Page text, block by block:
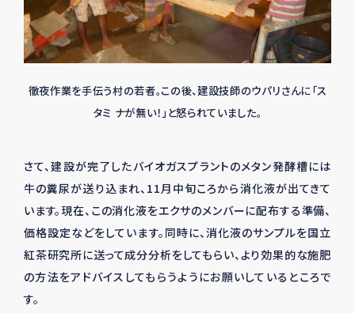
徹夜作業を手伝う村の若者。この後、建設技師のウパリさんに「ス
タミ ナが無い！」と怒られていました。
さて、建設が完了したバイオガスプラントのメタン発酵槽には
牛の糞尿が送り込まれ、11月中旬ころから消化液が出てきて
います。現在、この消化液をエクサのメンバーに配布する準備、
価格設定などをしています。同時に、消化液のサンプルを国立
紅茶研究所に送って成分分析をしてもらい、より効果的な施肥
の方法をアドバイスしてもらうようにお願いしているところで
す。